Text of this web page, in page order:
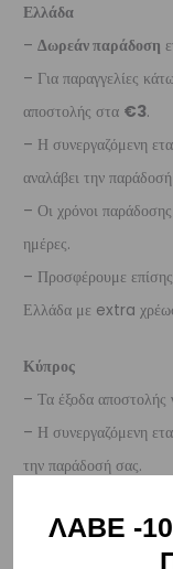
Ελλάδα
– Δωρεάν παράδοση
– Για παραγγελίες
αποστολής στα €3.
– Η συνεργαζόμενη
αναλάβει την
– Οι χρόνοι
ημέρες.
– Προσφέρουμε επίσης
Ελλάδα με extra
Κύπρος
– Τα έξοδα αποστολής
– Η συνεργαζόμενη
την παράδοσή σας.
ημέρες.
ΛΑΒΕ -